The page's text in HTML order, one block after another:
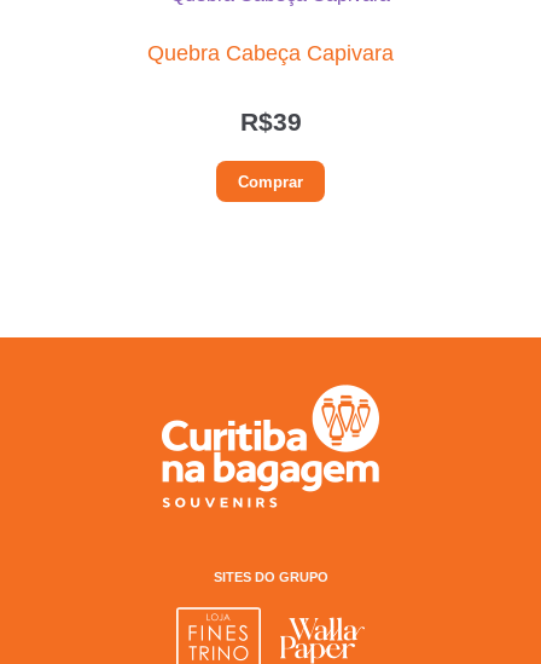
Quebra Cabeça Capivara
R$39
Comprar
SITES DO GRUPO